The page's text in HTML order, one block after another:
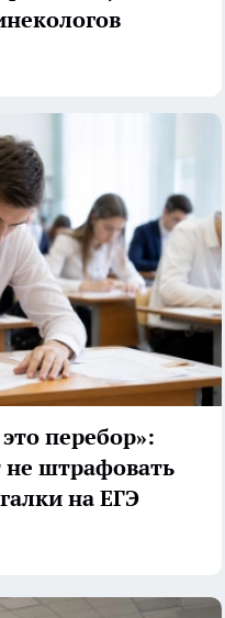
перебор»:
не штрафовать
на ЕГЭ